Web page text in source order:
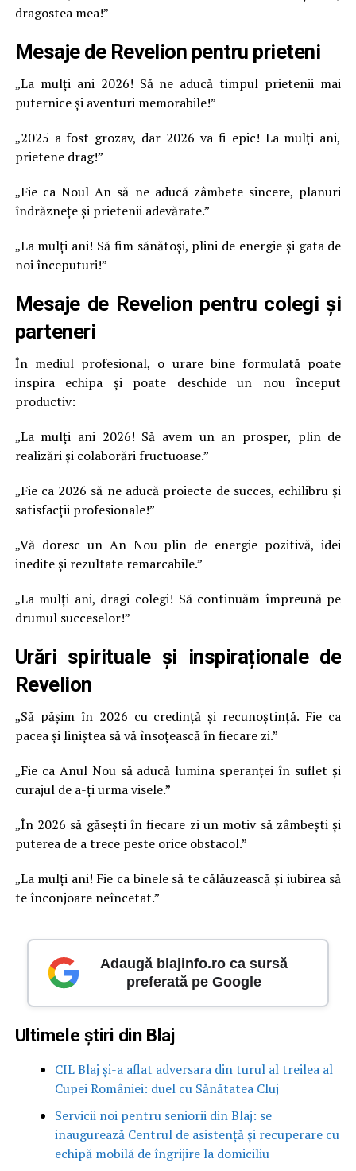
dragostea mea!”
Mesaje de Revelion pentru prieteni
„La mulți ani 2026! Să ne aducă timpul prietenii mai
puternice și aventuri memorabile!”
„2025 a fost grozav, dar 2026 va fi epic! La mulți ani,
prietene drag!”
„Fie ca Noul An să ne aducă zâmbete sincere, planuri
îndrăznețe și prietenii adevărate.”
„La mulți ani! Să fim sănătoși, plini de energie și gata de
noi începuturi!”
Mesaje de Revelion pentru colegi și
parteneri
În mediul profesional, o urare bine formulată poate
inspira echipa și poate deschide un nou început
productiv:
„La mulți ani 2026! Să avem un an prosper, plin de
realizări și colaborări fructuoase.”
„Fie ca 2026 să ne aducă proiecte de succes, echilibru și
satisfacții profesionale!”
„Vă doresc un An Nou plin de energie pozitivă, idei
inedite și rezultate remarcabile.”
„La mulți ani, dragi colegi! Să continuăm împreună pe
drumul succeselor!”
Urări spirituale și inspiraționale de
Revelion
„Să pășim în 2026 cu credință și recunoștință. Fie ca
pacea și liniștea să vă însoțească în fiecare zi.”
„Fie ca Anul Nou să aducă lumina speranței în suflet și
curajul de a-ți urma visele.”
„În 2026 să găsești în fiecare zi un motiv să zâmbești și
puterea de a trece peste orice obstacol.”
„La mulți ani! Fie ca binele să te călăuzească și iubirea să
te înconjoare neîncetat.”
Adaugă blajinfo.ro ca sursă
preferată pe Google
Ultimele știri din Blaj
CIL Blaj și-a aflat adversara din turul al treilea al
Cupei României: duel cu Sănătatea Cluj
Servicii noi pentru seniorii din Blaj: se
inaugurează Centrul de asistență și recuperare cu
echipă mobilă de îngrijire la domiciliu